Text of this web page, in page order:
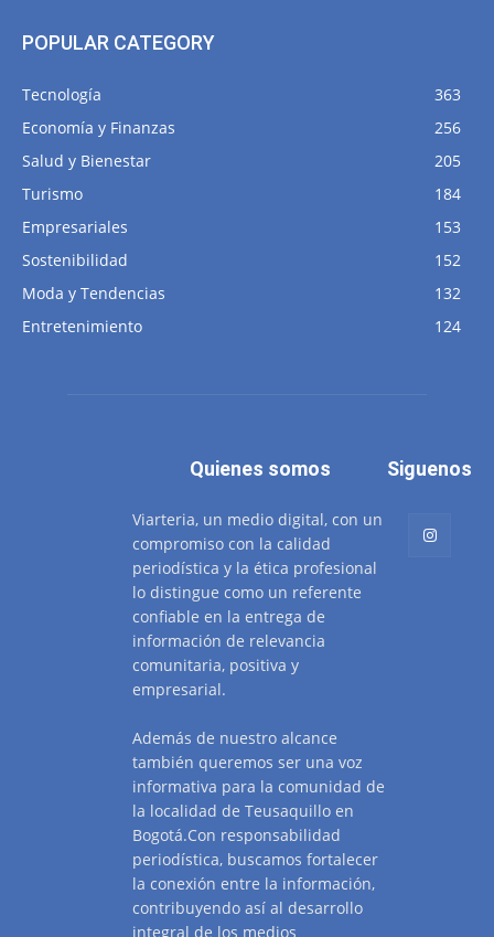
POPULAR CATEGORY
Tecnología
363
Economía y Finanzas
256
Salud y Bienestar
205
Turismo
184
Empresariales
153
Sostenibilidad
152
Moda y Tendencias
132
Entretenimiento
124
Quienes somos
Viarteria, un medio digital, con un
compromiso con la calidad
periodística y la ética profesional
lo distingue como un referente
confiable en la entrega de
información de relevancia
comunitaria, positiva y
empresarial.
Además de nuestro alcance
también queremos ser una voz
informativa para la comunidad de
la localidad de Teusaquillo en
Bogotá.Con responsabilidad
periodística, buscamos fortalecer
la conexión entre la información,
contribuyendo así al desarrollo
integral de los medios
Siguenos